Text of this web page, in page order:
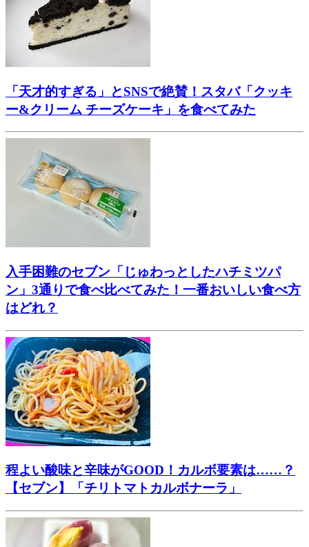
「天才的すぎる」とSNSで絶賛！スタバ「クッキ
ー&クリーム チーズケーキ」を食べてみた
入手困難のセブン「じゅわっとしたハチミツパ
ン」3通りで食べ比べてみた！一番おいしい食べ方
はどれ？
程よい酸味と辛味がGOOD！カルボ要素は……？
【セブン】「チリトマトカルボナーラ」